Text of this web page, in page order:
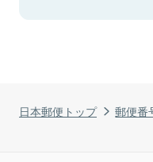
日本郵便トップ 郵便番